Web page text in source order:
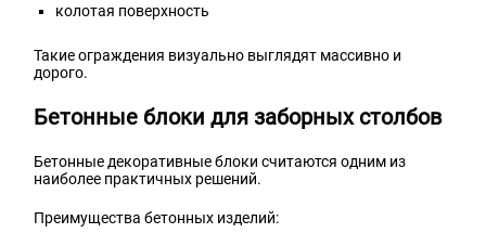
колотая поверхность
Такие ограждения визуально выглядят массивно и
дорого.
Бетонные блоки для заборных столбов
Бетонные декоративные блоки считаются одним из
наиболее практичных решений.
Преимущества бетонных изделий: